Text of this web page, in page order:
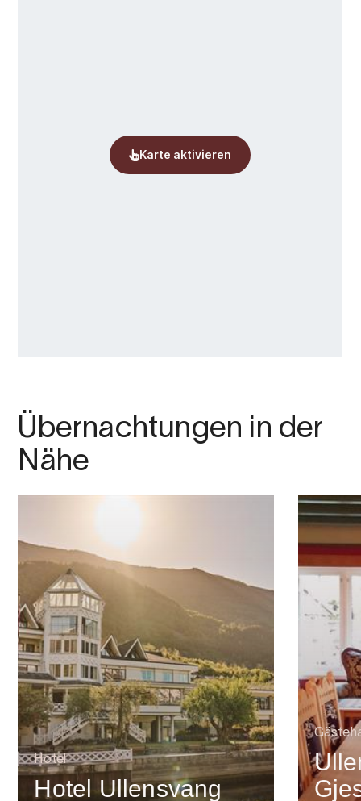
Übernachtungen in der
Nähe
Hotel
Hotel Ullensvang